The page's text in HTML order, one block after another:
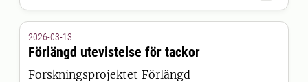
länder involverade – Tyskland,
Nederländerna, Irland, Frankrike,
Portugal, Italien, Rumänien och
Sverige.
2026-03-13
Förlängd utevistelse för tackor
Forskningsprojektet Förlängd